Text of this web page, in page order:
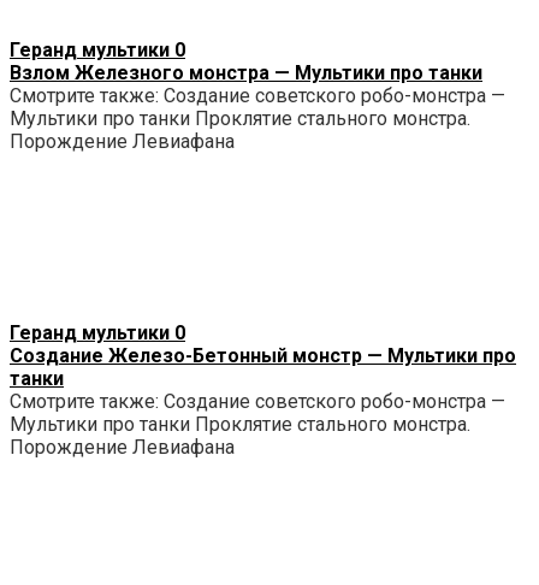
Геранд мультики 0
Взлом Железного монстра — Мультики про танки
Смотрите также: Создание советского робо-монстра —
Мультики про танки Проклятие стального монстра.
Порождение Левиафана
Геранд мультики 0
Создание Железо-Бетонный монстр — Мультики про
танки
Смотрите также: Создание советского робо-монстра —
Мультики про танки Проклятие стального монстра.
Порождение Левиафана